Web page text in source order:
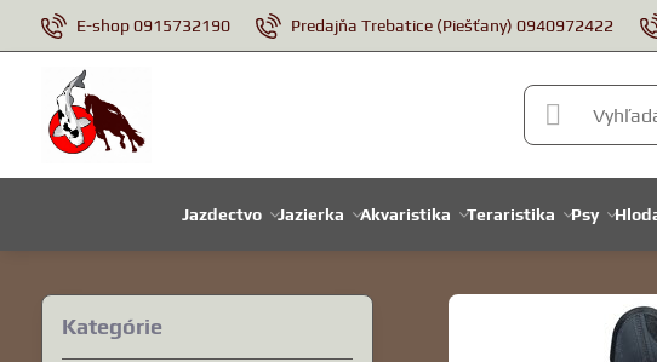
E-shop 0915732190 Predajňa Trebatice (Piešťany) 0940972422
Jazdectvo Jazierka Akvaristika Teraristika Psy
Kategórie